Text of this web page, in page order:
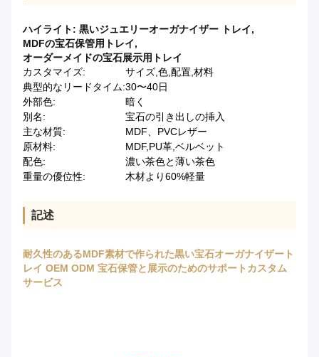
ハイライト: 黒いジュエリーオーガナイザー トレイ,
MDFの宝石保管用トレイ,
オーダーメイドの宝石展示用トレイ
カスタマイズ:
サイズ,色,配置,材料
典型的なリードタイム:30〜40日
外部色:
暗く
別名:
宝石の引き出しの挿入
主な材質:
MDF、PVCレザー
原材料:
MDF,PU革,ベルベット
配色:
濃い茶色と薄い茶色
重量の優位性:
木材より60%軽量
記述
耐久性のあるMDF素材で作られた黒い宝石オーガナイザート
レイ OEM ODM 宝石保管と展示のためのサポートカスタム
サービス